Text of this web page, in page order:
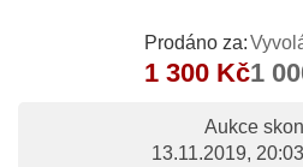
Prodáno za:
1 300 Kč1
Aukce
13.11.2019,